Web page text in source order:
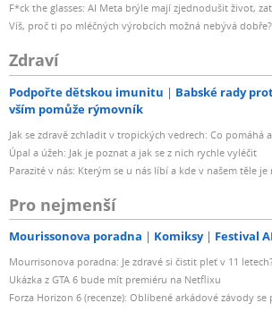
F*ck the glasses: AI Meta brýle mají zjednodušit život,
Víš, proč ti po mléčných výrobcích možná nebývá dobře?
Zdraví
Podpořte dětskou imunitu Babské rady
vším pomůže rýmovník
Jak se zdravě zchladit v tropických vedrech: Co pomáhá
Úpal a úžeh: Jak je poznat a jak se z nich rychle vyléčit
Parazité v nás: Kterým se u nás líbí a kde v našem těle je
Pro nejmenší
Mourissonova poradna Komiksy Festival
Mourrisonova poradna: Je zdravé si čistit pleť v 11
Ukázka z GTA 6 bude mít premiéru na Netflixu
Forza Horizon 6 (recenze): Oblíbené arkádové závody